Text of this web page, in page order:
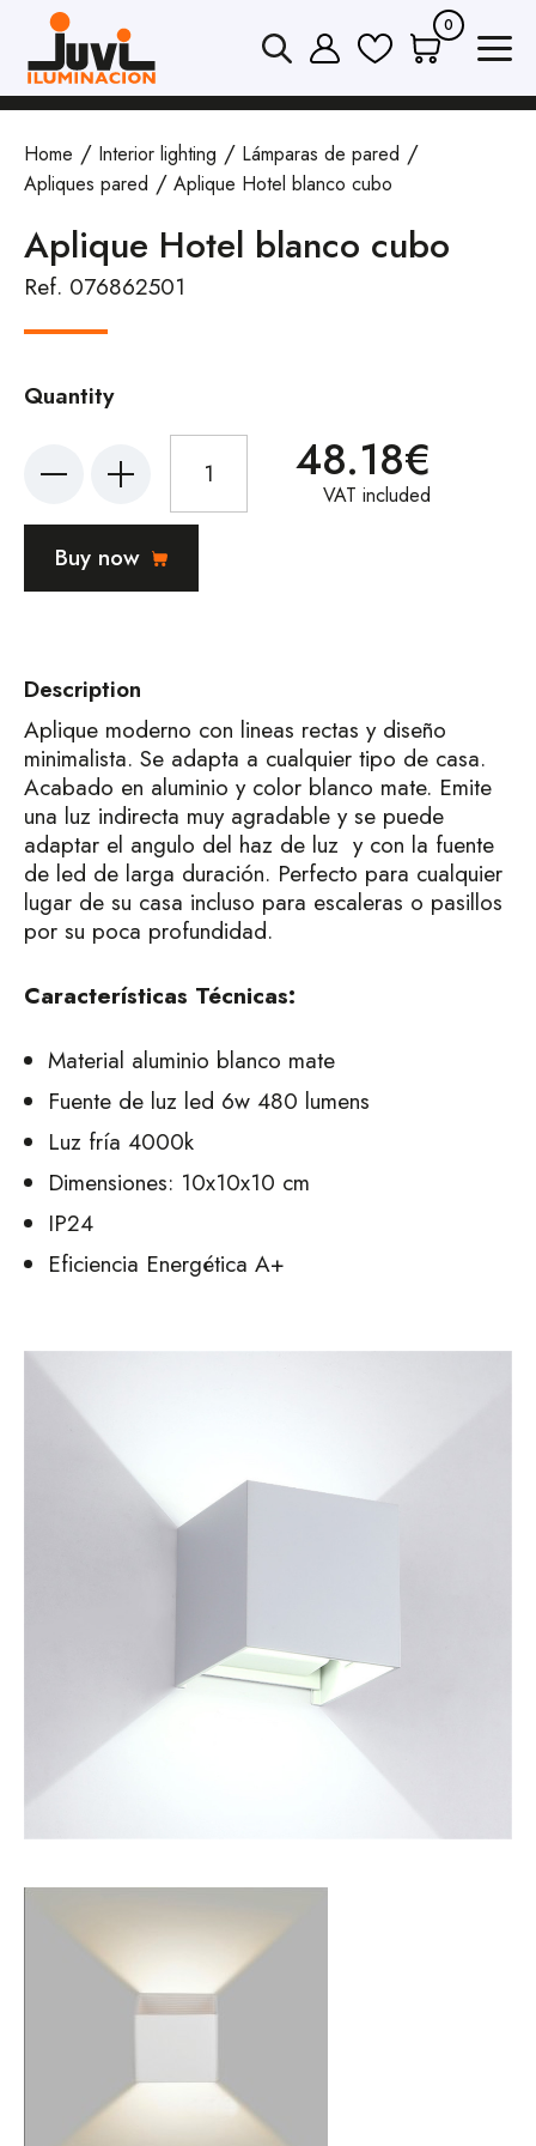
0
Home Interior lighting
Lámparas de pared
Apliques pared
Aplique Hotel blanco cubo
Aplique Hotel blanco cubo
Ref. 076862501
Quantity
48.18€
VAT included
Buy now
Description
Aplique moderno con lineas rectas y diseño
minimalista. Se adapta a cualquier tipo de casa.
Acabado en aluminio y color blanco mate. Emite
una luz indirecta muy agradable y se puede
adaptar el angulo del haz de luz y con la fuente
de led de larga duración. Perfecto para cualquier
lugar de su casa incluso para escaleras o pasillos
por su poca profundidad.
Características Técnicas:
Material aluminio blanco mate
Fuente de luz led 6w 480 lumens
Luz fría 4000k
Dimensiones: 10x10x10 cm
IP24
Eficiencia Energética A+